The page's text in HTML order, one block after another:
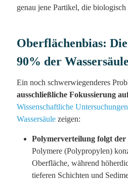
genau jene Partikel, die biologisch
Oberflächenbias:
90% der Wassersäule
Ein noch schwerwiegenderes
ausschließliche Fokussierung
Wissenschaftliche
Wassersäule zeigen:
Polymerverteilung folgt der
Polymere (Polypropylen)
Oberfläche, während
tieferen Schichten und